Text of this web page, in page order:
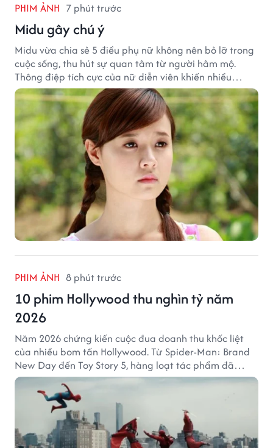
PHIM ẢNH 7 phút trước
Midu gây chú ý
Midu vừa chia sẻ 5 điều phụ nữ không nên bỏ lỡ trong
cuộc sống, thu hút sự quan tâm từ người hâm mộ.
Thông điệp tích cực của nữ diễn viên khiến nhiều
người đồng cảm khi nhìn lại hành trình sự nghiệp và
hạnh phúc hiện tại của cô.
PHIM ẢNH 8 phút trước
10 phim Hollywood thu nghìn tỷ năm
2026
Năm 2026 chứng kiến cuộc đua doanh thu khốc liệt
của nhiều bom tấn Hollywood. Từ Spider-Man: Brand
New Day đến Toy Story 5, hàng loạt tác phẩm đã
mang về hàng chục nghìn tỷ đồng và tạo nên những
cột mốc đáng nhớ tại phòng vé toàn cầu.